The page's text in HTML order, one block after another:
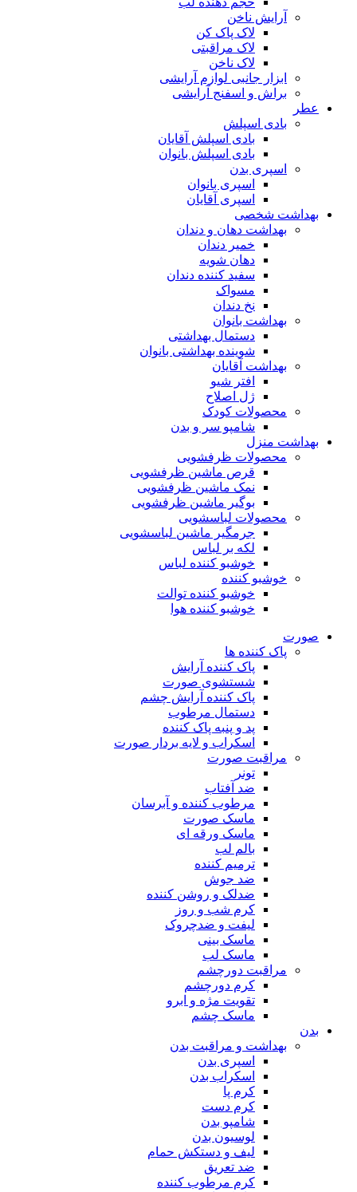
آرایش ناخن
لاک پاک کن
لاک مراقبتی
لاک ناخن
ابزار جانبی لوازم آرایشی
براش و اسفنج آرایشی
عطر
بادی اسپلش
بادی اسپلش آقایان
بادی اسپلش بانوان
اسپری بدن
اسپری بانوان
اسپری آقایان
بهداشت شخصی
بهداشت دهان و دندان
خمیر دندان
دهان شویه
سفید کننده دندان
مسواک
نخ دندان
بهداشت بانوان
دستمال بهداشتی
شوینده بهداشتی بانوان
بهداشت آقایان
افتر شیو
ژل اصلاح
محصولات کودک
شامپو سر و بدن
بهداشت منزل
محصولات ظرفشویی
قرص ماشین ظرفشویی
نمک ماشین ظرفشویی
بوگیر ماشین ظرفشویی
محصولات لباسشویی
جرمگیر ماشین لباسشویی
لکه بر لباس
خوشبو کننده لباس
خوشبو کننده
خوشبو کننده توالت
خوشبو کننده هوا
صورت
پاک کننده ها
پاک کننده آرایش
شستشوی صورت
پاک کننده آرایش چشم
دستمال مرطوب
پد و پنبه پاک کننده
اسکراب و لایه بردار صورت
مراقبت صورت
تونر
ضد آفتاب
مرطوب کننده و آبرسان
ماسک صورت
ماسک ورقه ای
بالم لب
ترمیم کننده
ضد جوش
ضدلک و روشن کننده
کرم شب و روز
لیفت و ضدچروک
ماسک بینی
ماسک لب
مراقبت دورچشم
کرم دورچشم
تقویت مژه و ابرو
ماسک چشم
بدن
بهداشت و مراقبت بدن
اسپری بدن
اسکراب بدن
کرم پا
کرم دست
شامپو بدن
لوسیون بدن
لیف و دستکش حمام
ضد تعریق
کرم مرطوب کننده